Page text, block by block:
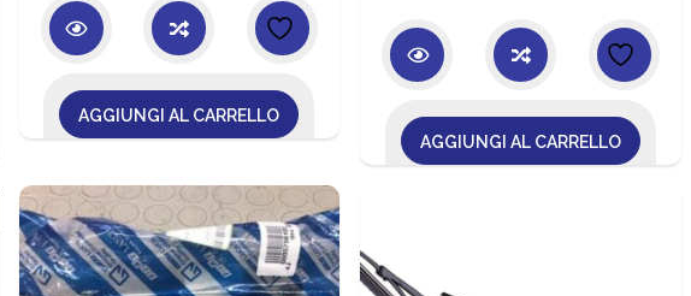
originale
era:
attuale
è:
AGGIUNGI AL CARRELLO
originale
era:
attuale
è:
AGGIUNGI AL CARRELLO